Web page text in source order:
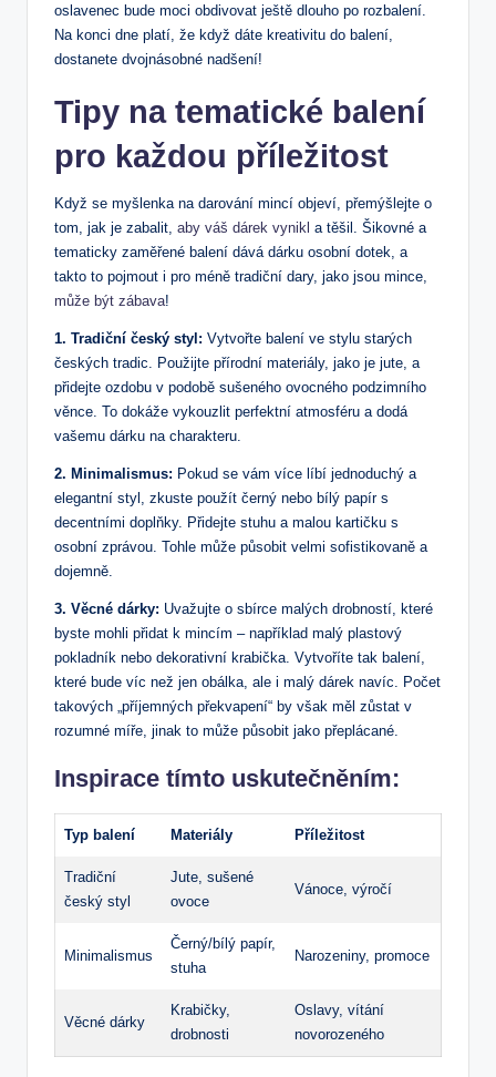
oslavenec bude moci obdivovat ještě dlouho po rozbalení.
Na konci dne platí, že když dáte kreativitu do balení,
dostanete dvojnásobné nadšení!
Tipy na tematické balení
pro každou příležitost
Když se myšlenka na darování mincí objeví, přemýšlejte o
tom, jak je zabalit, aby váš dárek vynikl a těšil. Šikovné a
tematicky zaměřené balení dává dárku osobní dotek, a
takto to pojmout i pro méně tradiční dary, jako jsou mince,
může být zábava!
1. Tradiční český styl: Vytvořte balení ve stylu starých
českých tradic. Použijte přírodní materiály, jako je jute, a
přidejte ozdobu v podobě sušeného ovocného podzimního
věnce. To dokáže vykouzlit perfektní atmosféru a dodá
vašemu dárku na charakteru.
2. Minimalismus: Pokud se vám více líbí jednoduchý a
elegantní styl, zkuste použít černý nebo bílý papír s
decentními doplňky. Přidejte stuhu a malou kartičku s
osobní zprávou. Tohle může působit velmi sofistikovaně a
dojemně.
3. Věcné dárky: Uvažujte o sbírce malých drobností, které
byste mohli přidat k mincím – například malý plastový
pokladník nebo dekorativní krabička. Vytvoříte tak balení,
které bude víc než jen obálka, ale i malý dárek navíc. Počet
takových „příjemných překvapení“ by však měl zůstat v
rozumné míře, jinak to může působit jako přeplácané.
Inspirace tímto uskutečněním:
Typ balení Materiály Příležitost
Tradiční
český styl
Jute, sušené
ovoce
Vánoce, výročí
Minimalismus
Černý/bílý papír,
stuha
Narozeniny, promoce
Věcné dárky
Krabičky,
drobnosti
Oslavy, vítání
novorozeného